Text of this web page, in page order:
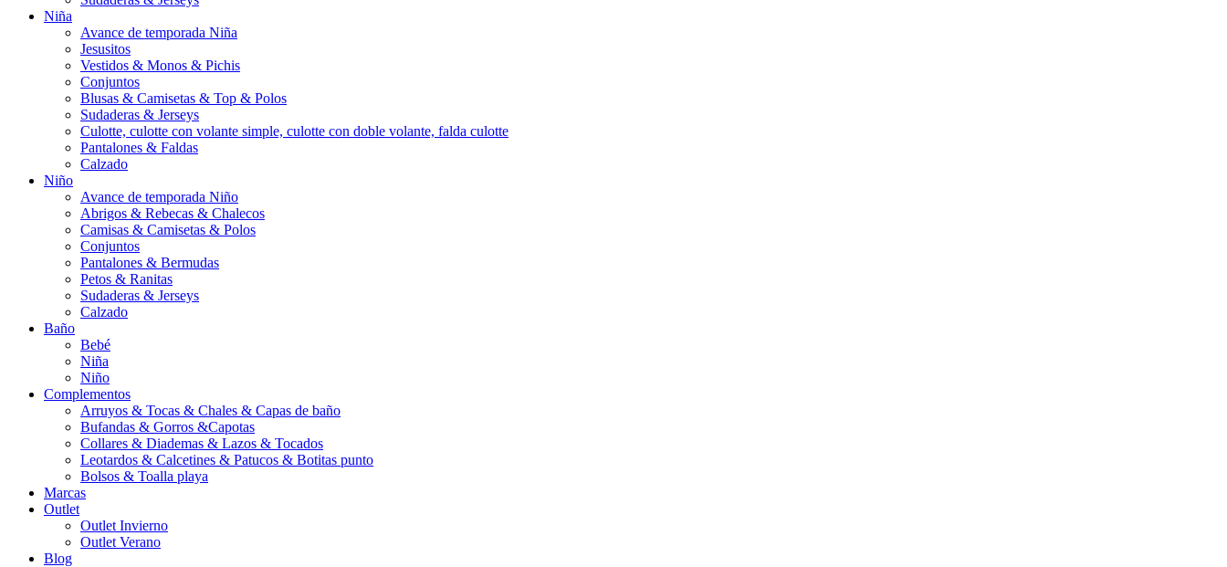
Niña
Avance de temporada Niña
Jesusitos
Vestidos & Monos & Pichis
Conjuntos
Blusas & Camisetas & Top & Polos
Sudaderas & Jerseys
Culotte, culotte con volante simple, culotte con doble volante, falda culotte
Pantalones & Faldas
Calzado
Niño
Avance de temporada Niño
Abrigos & Rebecas & Chalecos
Camisas & Camisetas & Polos
Conjuntos
Pantalones & Bermudas
Petos & Ranitas
Sudaderas & Jerseys
Calzado
Baño
Bebé
Niña
Niño
Complementos
Arruyos & Tocas & Chales & Capas de baño
Bufandas & Gorros &Capotas
Collares & Diademas & Lazos & Tocados
Leotardos & Calcetines & Patucos & Botitas punto
Bolsos & Toalla playa
Marcas
Outlet
Outlet Invierno
Outlet Verano
Blog